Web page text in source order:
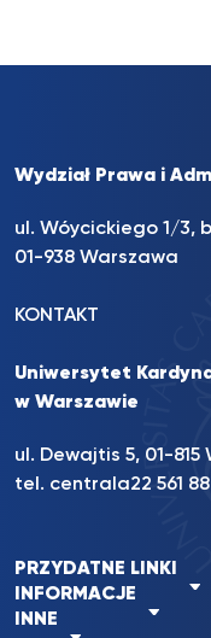
Wydział Prawa i
ul. Wóycickiego 1/3,
01-938 Warszawa
KONTAKT
Uniwersytet
w Warszawie
ul. Dewajtis 5, 01-815
tel. centrala22 561
PRZYDATNE LINKI
INFORMACJE
INNE